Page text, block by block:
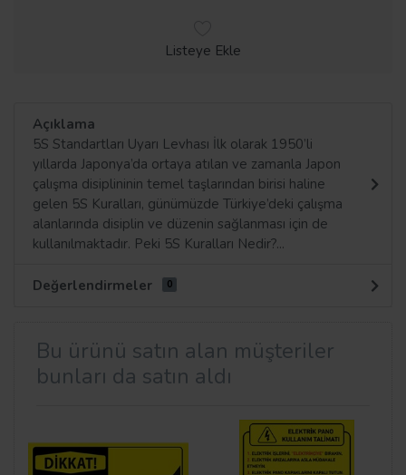
Listeye Ekle
Açıklama
5S Standartları Uyarı Levhası İlk olarak 1950’li
yıllarda Japonya’da ortaya atılan ve zamanla Japon
çalışma disiplininin temel taşlarından birisi haline
gelen 5S Kuralları, günümüzde Türkiye’deki çalışma
alanlarında disiplin ve düzenin sağlanması için de
kullanılmaktadır. Peki 5S Kuralları Nedir?...
Değerlendirmeler 0
Bu ürünü satın alan müşteriler
bunları da satın aldı